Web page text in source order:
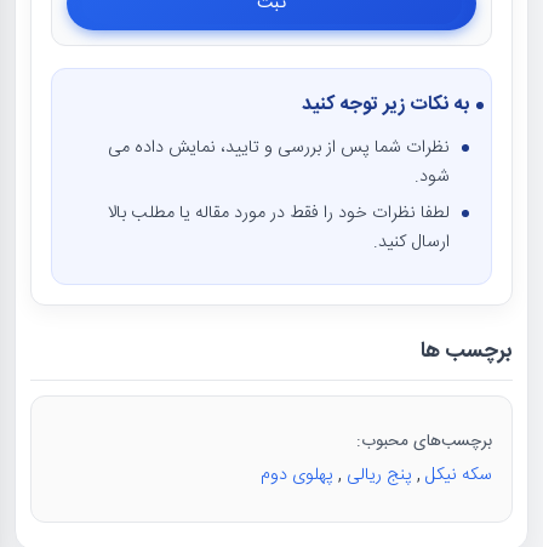
به نکات زیر توجه کنید
نظرات شما پس از بررسی و تایید، نمایش داده می
شود.
لطفا نظرات خود را فقط در مورد مقاله یا مطلب بالا
ارسال کنید.
برچسب ها
برچسب‌های محبوب:
سکه نیکل , پنج ریالی , پهلوی دوم